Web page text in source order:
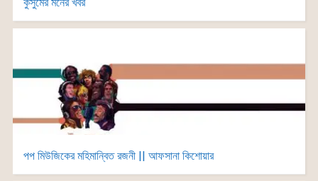
পপ মিউজিকের মহিমান্বিত রজনী || আফসানা কিশোয়ার